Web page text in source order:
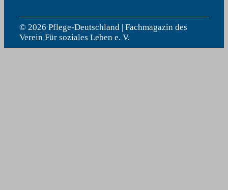
© 2026 Pflege-Deutschland | Fachmagazin des
Verein Für soziales Leben e. V.